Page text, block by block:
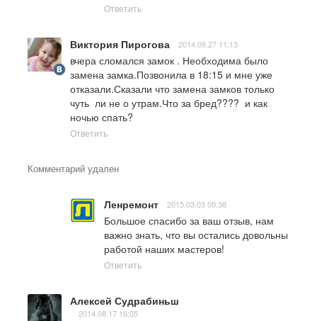
Ответить
Виктория Пирогова 2014.09.27 11:13
вчера сломался замок . Необходима было
замена замка.Позвонила в 18:15 и мне уже
отказали.Сказали что замена замков только
чуть  ли не о утрам.Что за бред????  и как
ночью спать?
Ответить
Комментарий удален
Ленремонт 2015.03.03 09:38
Большое спасибо за ваш отзыв, нам
важно знать, что вы остались довольны
работой наших мастеров!
Ответить
Алексей Судрабиньш
2014.08.17 16:05